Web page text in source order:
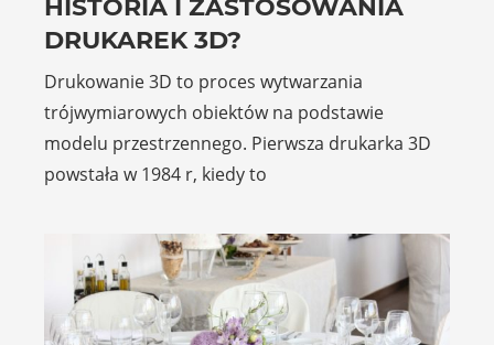
HISTORIA I ZASTOSOWANIA
DRUKAREK 3D?
Drukowanie 3D to proces wytwarzania
trójwymiarowych obiektów na podstawie
modelu przestrzennego. Pierwsza drukarka 3D
powstała w 1984 r, kiedy to